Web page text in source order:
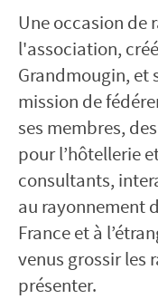
Une occasion de
l'association,
Grandmougin, et
mission de
ses membres,
pour l’hôtellerie
consultants,
au rayonnement
France et à
venus grossir les
présenter.